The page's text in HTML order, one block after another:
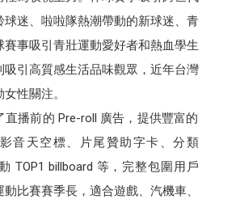
球迷、啦啦隊熱潮帶動的新球迷、青
賽事吸引青壯運動愛好者和熱血學生
吸引高質感生活品味觀眾，近年台灣
性關注。
直播前的 Pre-roll 廣告，提供豐富的
音天空標、片尾贊助字卡、分類
TOP1 billboard 等，完整包圍用戶
比賽賽季長，適合遊戲、汽機車、